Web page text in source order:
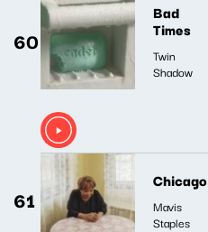
60
Bad
Times
Twin
Shadow
61
Chicago
Mavis
Staples